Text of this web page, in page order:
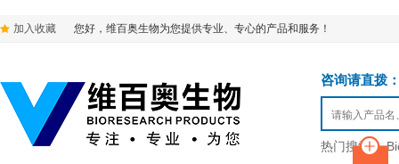
加入收藏 您好，维百奥生物为您提供专业、专心的产品和服务！
咨询请直拨
热门搜索：